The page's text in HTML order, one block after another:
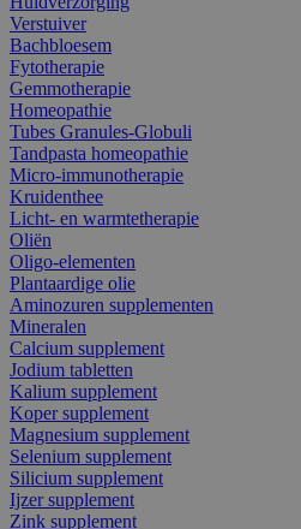
Verstuiver
Bachbloesem
Fytotherapie
Gemmotherapie
Homeopathie
Tubes Granules-Globuli
Tandpasta homeopathie
Micro-immunotherapie
Kruidenthee
Licht- en warmtetherapie
Oliën
Oligo-elementen
Plantaardige olie
Aminozuren supplementen
Mineralen
Calcium supplement
Jodium tabletten
Kalium supplement
Koper supplement
Magnesium supplement
Selenium supplement
Silicium supplement
Ijzer supplement
Zink supplement